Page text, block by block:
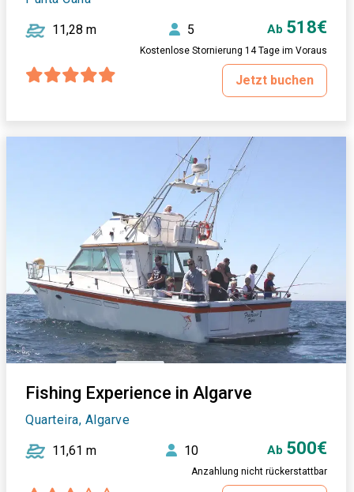
11,28 m 5 Ab 518€
Kostenlose Stornierung 14 Tage im Voraus
Jetzt buchen
Fishing Experience in Algarve
Quarteira, Algarve
11,61 m 10 Ab 500€
Anzahlung nicht rückerstattbar